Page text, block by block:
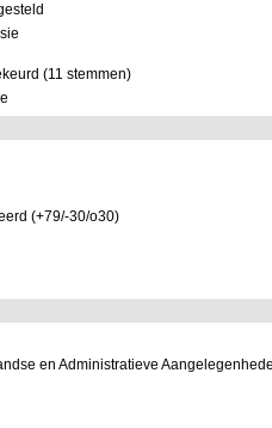
(11 stemmen)
(+79/-30/o30)
en Administratieve